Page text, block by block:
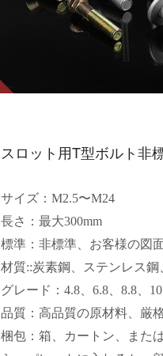
スロット用T型ボルト非
サイズ：M2.5〜M24
長さ：最大300mm
標準：非標準、お客様の図
材質::炭素鋼、ステンレス
グレード：4.8、6.8、8.8、
品質：高品質の原材料、厳
梱包：箱、カートン、また